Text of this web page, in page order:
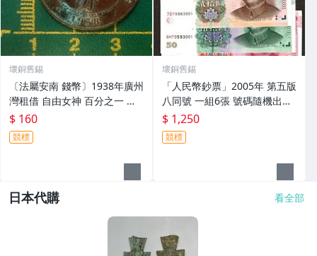
壞銅舊錫
〔法屬安南 錢幣〕1938年廣州
灣租借 自由女神 百分之一 銅
幣(515)
$ 160
競標
壞銅舊錫
「人民幣鈔票」2005年 第五版
八同號 一組6張 號碼隨機出貨
(購買多組可連號出)
$ 1,250
競標
日本代購 看全部